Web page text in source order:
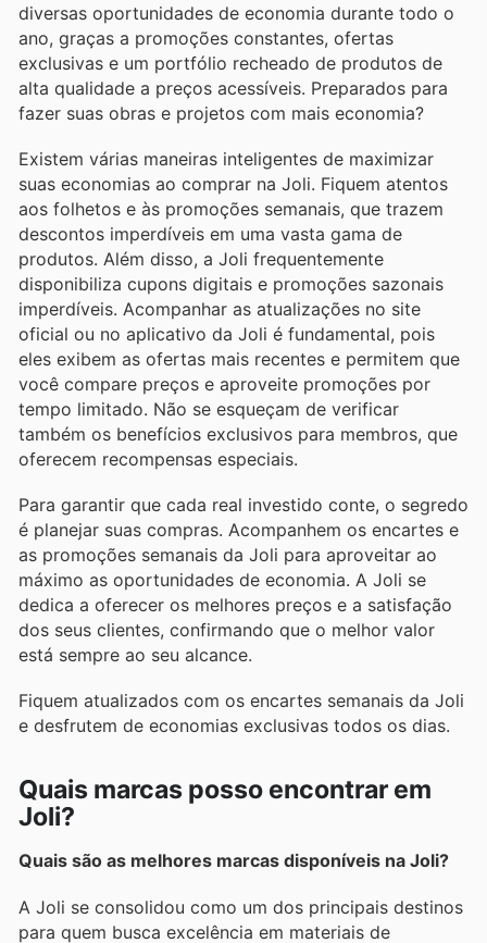
diversas oportunidades de economia durante todo o
ano, graças a promoções constantes, ofertas
exclusivas e um portfólio recheado de produtos de
alta qualidade a preços acessíveis. Preparados para
fazer suas obras e projetos com mais economia?
Existem várias maneiras inteligentes de maximizar
suas economias ao comprar na Joli. Fiquem atentos
aos folhetos e às promoções semanais, que trazem
descontos imperdíveis em uma vasta gama de
produtos. Além disso, a Joli frequentemente
disponibiliza cupons digitais e promoções sazonais
imperdíveis. Acompanhar as atualizações no site
oficial ou no aplicativo da Joli é fundamental, pois
eles exibem as ofertas mais recentes e permitem que
você compare preços e aproveite promoções por
tempo limitado. Não se esqueçam de verificar
também os benefícios exclusivos para membros, que
oferecem recompensas especiais.
Para garantir que cada real investido conte, o segredo
é planejar suas compras. Acompanhem os encartes e
as promoções semanais da Joli para aproveitar ao
máximo as oportunidades de economia. A Joli se
dedica a oferecer os melhores preços e a satisfação
dos seus clientes, confirmando que o melhor valor
está sempre ao seu alcance.
Fiquem atualizados com os encartes semanais da Joli
e desfrutem de economias exclusivas todos os dias.
Quais marcas posso encontrar em
Joli?
Quais são as melhores marcas disponíveis na Joli?
A Joli se consolidou como um dos principais destinos
para quem busca excelência em materiais de